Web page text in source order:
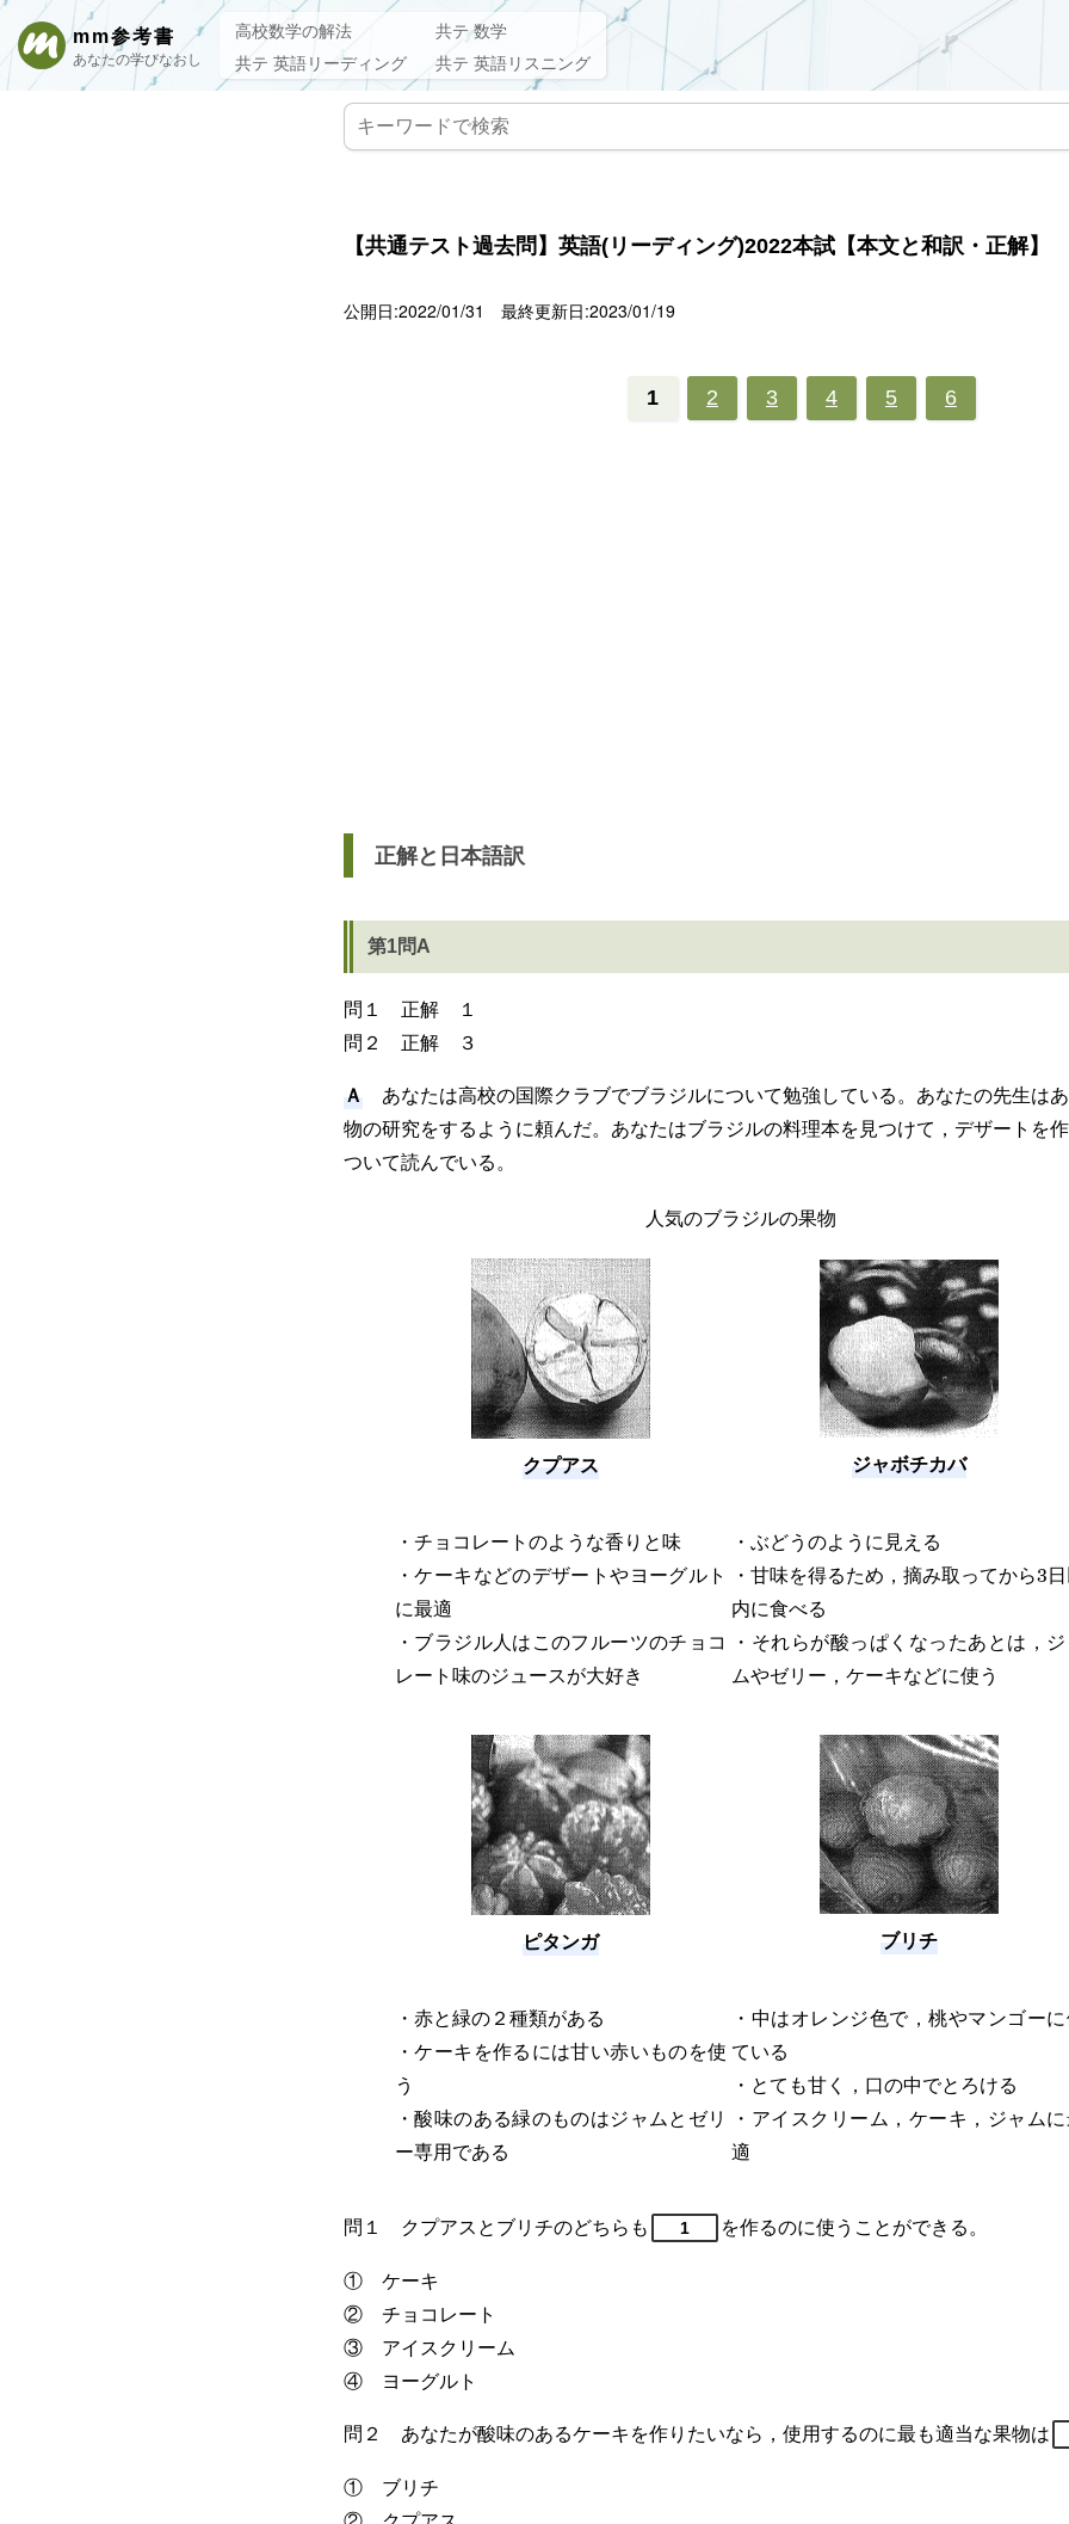
mm参考書
あなたの学びなおし
高校数学の解法
共テ 数学
共テ 英語リーディング
共テ 英語リスニング
【共通テスト過去問】英語(リーディング)2022本試【本文と和訳・正解】
公開日:2022/01/31 最終更新日:2023/01/19
1 2 3 4 5 6
正解と日本語訳
第1問A
問１ 正解 １
問２ 正解 ３
Ａ あなたは高校の国際クラブでブラジルについて勉強している。あなたの先生は
物の研究をするように頼んだ。あなたはブラジルの料理本を見つけて，デザートを
ついて読んでいる。
人気のブラジルの果物
クプアス ジャボチカバ
・チョコレートのような香りと味
・ケーキなどのデザートやヨーグルト
に最適
・ブラジル人はこのフルーツのチョコ
レート味のジュースが大好き
・ぶどうのように見える
・甘味を得るため，摘み取ってから3
内に食べる
・それらが酸っぱくなったあとは，ジ
ムやゼリー，ケーキなどに使う
ピタンガ ブリチ
・赤と緑の２種類がある
・ケーキを作るには甘い赤いものを使
う
・酸味のある緑のものはジャムとゼリ
ー専用である
・中はオレンジ色で，桃やマンゴー
ている
・とても甘く，口の中でとろける
・アイスクリーム，ケーキ，ジャム
適
問１ クプアスとブリチのどちらも 1
を作るのに使うことができる。
① ケーキ
② チョコレート
③ アイスクリーム
④ ヨーグルト
問２ あなたが酸味のあるケーキを作りたいなら，使用するのに最も適当な果物は
① ブリチ